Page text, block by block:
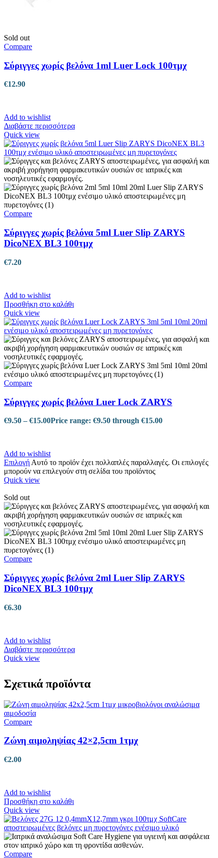
Sold out
Compare
Σύριγγες χωρίς βελόνα 1ml Luer Lock 100τμχ
€12.90
Add to wishlist
Διαβάστε περισσότερα
Quick view
Compare
Σύριγγες χωρίς βελόνα 5ml Luer Slip ZARYS
DicoNEX BL3 100τμχ
€7.20
Add to wishlist
Προσθήκη στο καλάθι
Quick view
Compare
Σύριγγες χωρίς βελόνα Luer Lock ZARYS
€9.50 – €15.00Price range: €9.50 through €15.00
Add to wishlist
Επιλογή Αυτό το προϊόν έχει πολλαπλές παραλλαγές. Οι επιλογές
μπορούν να επιλεγούν στη σελίδα του προϊόντος
Quick view
Sold out
Compare
Σύριγγες χωρίς βελόνα 2ml Luer Slip ZARYS
DicoNEX BL3 100τμχ
€6.30
Add to wishlist
Διαβάστε περισσότερα
Quick view
Σχετικά προϊόντα
Compare
Ζώνη αιμοληψίας 42×2,5cm 1τμχ
€2.00
Add to wishlist
Προσθήκη στο καλάθι
Quick view
Compare